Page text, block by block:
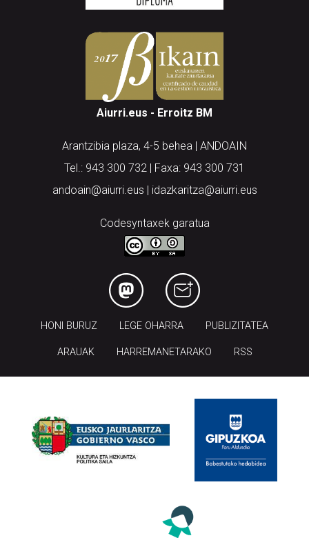
Aiurri.eus - Erroitz BM
Arantzibia plaza, 4-5 behea | ANDOAIN
Tel.: 943 300 732 | Faxa: 943 300 731
andoain@aiurri.eus | idazkaritza@aiurri.eus
Codesyntaxek garatua
HONI BURUZ LEGE OHARRA PUBLIZITATEA
ARAUAK HARREMANETARAKO RSS